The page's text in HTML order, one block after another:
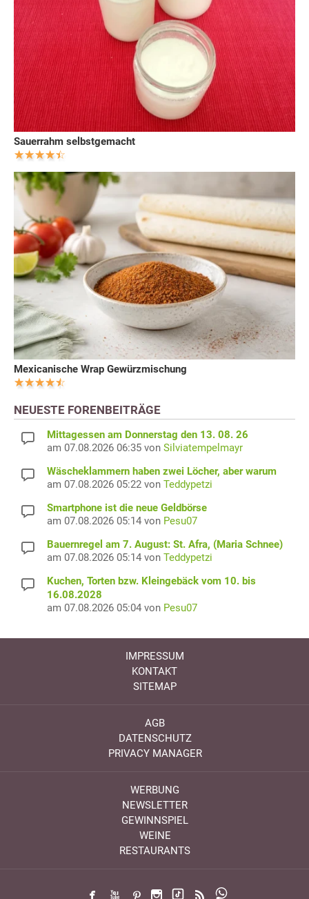
Sauerrahm selbstgemacht
Mexicanische Wrap Gewürzmischung
NEUESTE FORENBEITRÄGE
Mittagessen am Donnerstag den 13. 08. 26
am 07.08.2026 06:35 von Silviatempelmayr
Wäscheklammern haben zwei Löcher, aber warum
am 07.08.2026 05:22 von Teddypetzi
Smartphone ist die neue Geldbörse
am 07.08.2026 05:14 von Pesu07
Bauernregel am 7. August: St. Afra, (Maria Schnee)
am 07.08.2026 05:14 von Teddypetzi
Kuchen, Torten bzw. Kleingebäck vom 10. bis
16.08.2028
am 07.08.2026 05:04 von Pesu07
IMPRESSUM
KONTAKT
SITEMAP
AGB
DATENSCHUTZ
PRIVACY MANAGER
WERBUNG
NEWSLETTER
GEWINNSPIEL
WEINE
RESTAURANTS